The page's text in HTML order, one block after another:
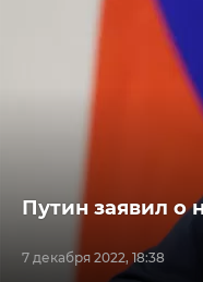
7 декабря 2022, 18:38
Путин заявил о